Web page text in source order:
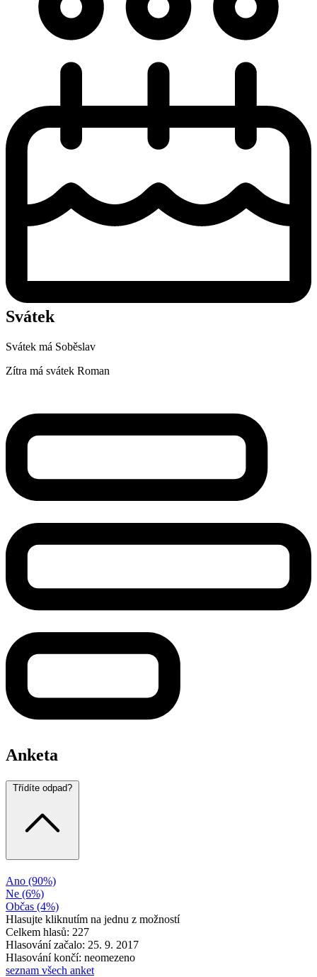
Svátek
Svátek má Soběslav
Zítra má svátek Roman
Anketa
Třídíte odpad?
Ano (90%)
Ne (6%)
Občas (4%)
Hlasujte kliknutím na jednu z možností
Celkem hlasů: 227
Hlasování začalo: 25. 9. 2017
Hlasování končí: neomezeno
seznam všech anket